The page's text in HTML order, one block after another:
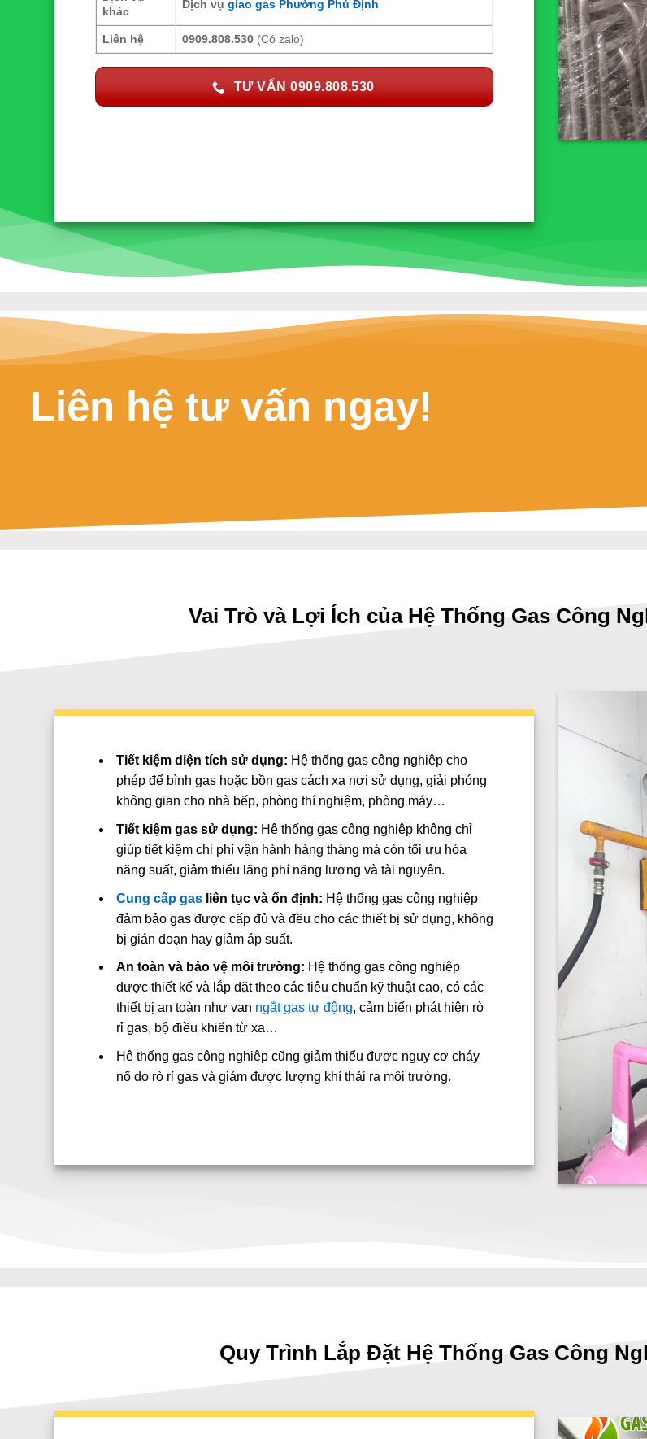
khác
Dịch vụgiao gas Phường Phú Định
Liên hệ 0909.808.530 (Có zalo)
TƯ VẤN 0909.808.530
Liên hệ tư vấn ngay!
Vai Trò và Lợi Ích của Hệ Thống Gas Công
Tiết kiệm diện tích sử dụng: Hệ thống gas công nghiệp cho
phép để bình gas hoặc bồn gas cách xa nơi sử dụng, giải phóng
không gian cho nhà bếp, phòng thí nghiệm, phòng máy…
Tiết kiệm gas sử dụng: Hệ thống gas công nghiệp không chỉ
giúp tiết kiệm chi phí vận hành hàng tháng mà còn tối ưu hóa
năng suất, giảm thiểu lãng phí năng lượng và tài nguyên.
Cung cấp gasliên tục và ổn định: Hệ thống gas công nghiệp
đảm bảo gas được cấp đủ và đều cho các thiết bị sử dụng, không
bị gián đoạn hay giảm áp suất.
An toàn và bảo vệ môi trường: Hệ thống gas công nghiệp
được thiết kế và lắp đặt theo các tiêu chuẩn kỹ thuật cao, có các
thiết bị an toàn như van ngắt gas tự động, cảm biến phát hiện rò
rỉ gas, bộ điều khiển từ xa…
Hệ thống gas công nghiệp cũng giảm thiểu được nguy cơ cháy
nổ do rò rỉ gas và giảm được lượng khí thải ra môi trường.
Quy Trình Lắp Đặt Hệ Thống Gas Công